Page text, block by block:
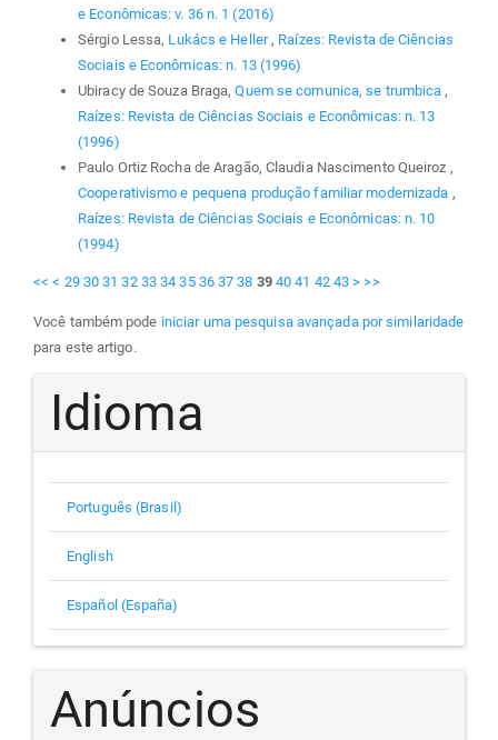
e Econômicas: v. 36 n. 1 (2016)
Sérgio Lessa, Lukács e Heller , Raízes: Revista de Ciências
Sociais e Econômicas: n. 13 (1996)
Ubiracy de Souza Braga,Quem se comunica, se trumbica ,
Raízes: Revista de Ciências Sociais e Econômicas: n. 13
(1996)
Paulo Ortiz Rocha de Aragão, Claudia Nascimento Queiroz ,
Cooperativismo e pequena produção familiar modernizada ,
Raízes: Revista de Ciências Sociais e Econômicas: n. 10
(1994)
<< < 29 30 31 32 33 34 35 36 37 38 39 40 41 42 43 > >>
Você também pode iniciar uma pesquisa avançada por similaridade
para este artigo.
Idioma
Português (Brasil)
English
Español (España)
Anúncios